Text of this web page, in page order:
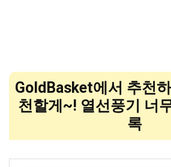
GoldBasket에서 추천
천할게~! 열선풍기 너
록